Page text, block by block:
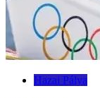
Hazai Pálya